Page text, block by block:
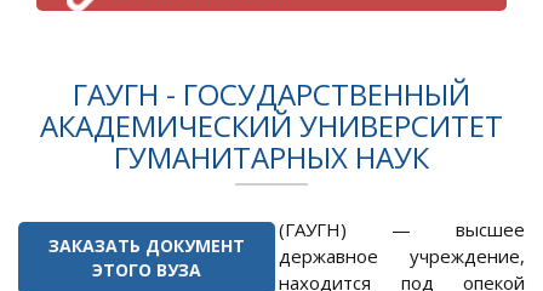
ГАУГН - ГОСУДАРСТВЕННЫЙ
АКАДЕМИЧЕСКИЙ УНИВЕРСИТЕТ
ГУМАНИТАРНЫХ НАУК
ЗАКАЗАТЬ ДОКУМЕНТ
ЭТОГО ВУЗА
(ГАУГН) — высшее
державное учреждение,
находится под опекой